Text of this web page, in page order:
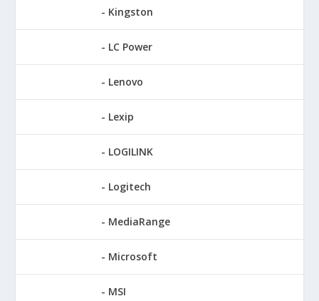
Kingston
LC Power
Lenovo
Lexip
LOGILINK
Logitech
MediaRange
Microsoft
MSI